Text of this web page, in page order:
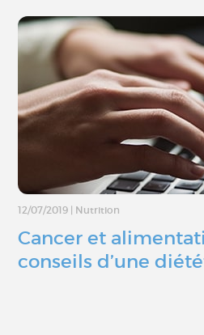
12/07/2019 Nutrition
Cancer et
conseils d’une